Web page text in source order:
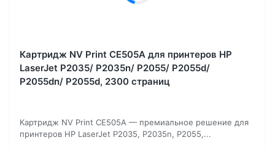
Картридж NV Print CE505A для принтеров HP
LaserJet P2035/ P2035n/ P2055/ P2055d/
P2055dn/ P2055d, 2300 страниц
Картридж NV Print CE505A — премиальное решение для
принтеров HP LaserJet P2035, P2035n, P2055,...